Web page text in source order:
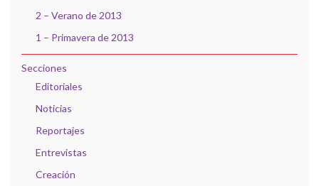
2 – Verano de 2013
1 – Primavera de 2013
Secciones
Editoriales
Noticias
Reportajes
Entrevistas
Creación